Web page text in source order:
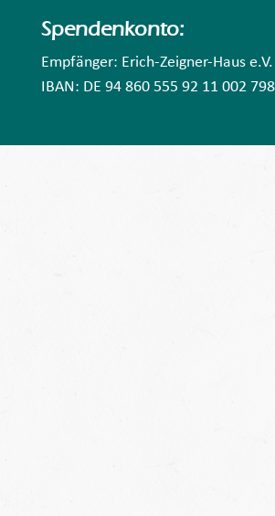
Spendenkonto:
Empfänger: Erich-Zeigner-Haus e.V.
IBAN: DE 94 860 555 92 11 002